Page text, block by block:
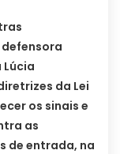
Lúcia
da Lei
os sinais e
as
de entrada, na